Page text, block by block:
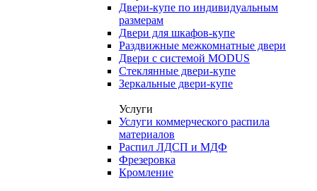
Двери-купе по индивидуальным
размерам
Двери для шкафов-купе
Раздвижные межкомнатные двери
Двери с системой MODUS
Стеклянные двери-купе
Зеркальные двери-купе
Услуги
Услуги коммерческого распила
материалов
Распил ЛДСП и МДФ
Фрезеровка
Кромление